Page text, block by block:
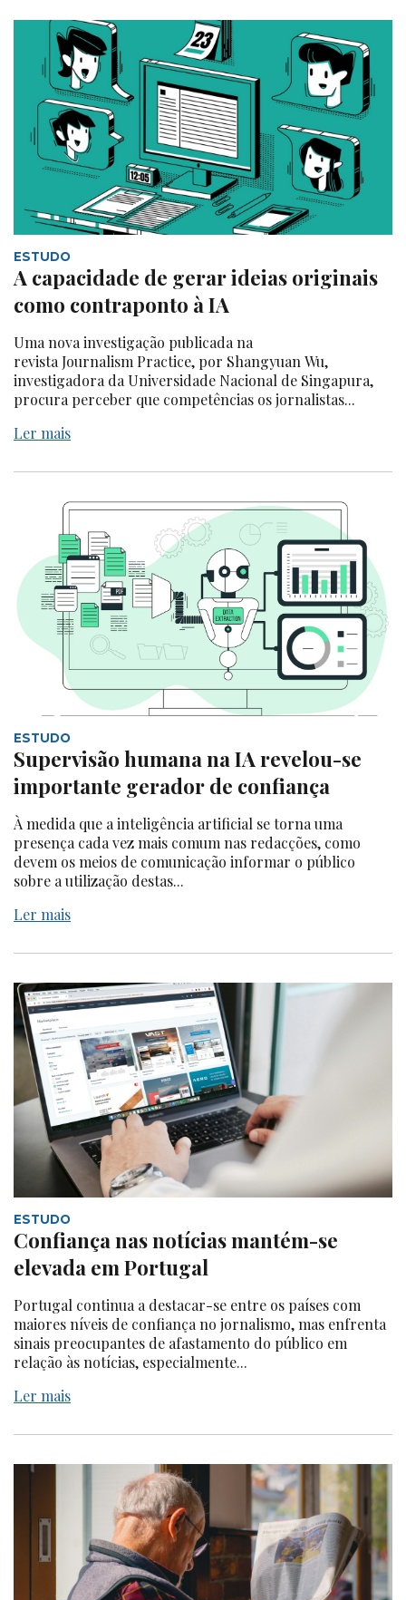
ESTUDO
A capacidade de gerar ideias originais
como contraponto à IA
Uma nova investigação publicada na
revista Journalism Practice, por Shangyuan Wu,
investigadora da Universidade Nacional de Singapura,
procura perceber que competências os jornalistas...
Ler mais
ESTUDO
Supervisão humana na IA revelou-se
importante gerador de confiança
À medida que a inteligência artificial se torna uma
presença cada vez mais comum nas redacções, como
devem os meios de comunicação informar o público
sobre a utilização destas...
Ler mais
ESTUDO
Confiança nas notícias mantém-se
elevada em Portugal
Portugal continua a destacar-se entre os países com
maiores níveis de confiança no jornalismo, mas enfrenta
sinais preocupantes de afastamento do público em
relação às notícias, especialmente...
Ler mais